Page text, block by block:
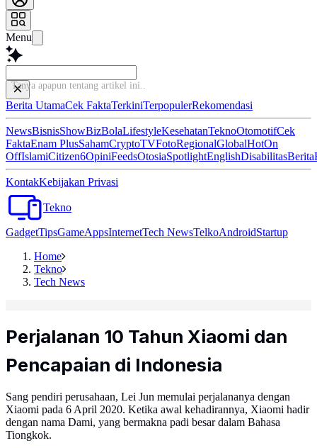
Menu
Tanya apapun tentang artikel in
Berita UtamaCek FaktaTerkiniTerpopulerRekomendasi
NewsBisnisShowBizBolaLifestyleKesehatanTeknoOtomotifCek
FaktaEnam PlusSahamCryptoTVFotoRegionalGlobalHotOn
OffIslamiCitizen6OpiniFeedsOtosiaSpotlightEnglishDisabilitasBerita
KontakKebijakan Privasi
Tekno
GadgetTipsGameAppsInternetTech NewsTelkoAndroidStartup
Home
Tekno
Tech News
Perjalanan 10 Tahun Xiaomi dan
Pencapaian di Indonesia
Sang pendiri perusahaan, Lei Jun memulai perjalananya dengan
Xiaomi pada 6 April 2020. Ketika awal kehadirannya, Xiaomi hadir
dengan nama Dami, yang bermakna padi besar dalam Bahasa
Tiongkok.